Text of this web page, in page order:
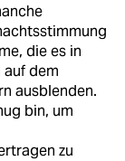
die es in
dem
ausblenden.
bin, um
zu